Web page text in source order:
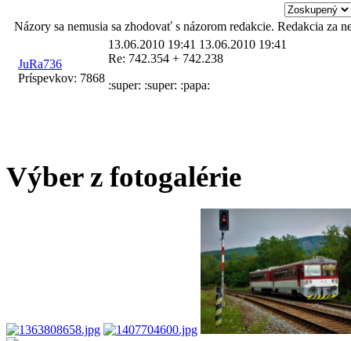
Názory sa nemusia sa zhodovať s názorom redakcie. Redakcia za
JuRa736
Príspevkov: 7868
13.06.2010 19:41 13.06.2010 19:41
Re: 742.354 + 742.238
:super: :super: :papa:
Výber z fotogalérie